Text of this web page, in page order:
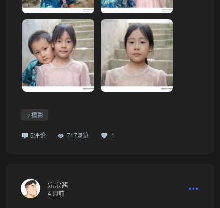
摄影
5评论 717浏览 1
宗宗酱
4 周前